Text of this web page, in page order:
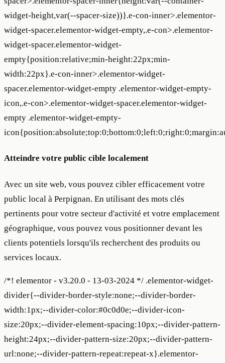
widget-height,var(--spacer-size))}.e-con-inner>.elementor-
widget-spacer.elementor-widget-empty,.e-con>.elementor-
widget-spacer.elementor-widget-
empty{position:relative;min-height:22px;min-
width:22px}.e-con-inner>.elementor-widget-
spacer.elementor-widget-empty .elementor-widget-empty-
icon,.e-con>.elementor-widget-spacer.elementor-widget-
empty .elementor-widget-empty-
Atteindre votre public cible localement
Avec un site web, vous pouvez cibler efficacement votre
public local à Perpignan. En utilisant des mots clés
pertinents pour votre secteur d'activité et votre emplacement
géographique, vous pouvez vous positionner devant les
clients potentiels lorsqu'ils recherchent des produits ou
services locaux.
/*! elementor - v3.20.0 - 13-03-2024 */ .elementor-widget-
divider{--divider-border-style:none;--divider-border-
width:1px;--divider-color:#0c0d0e;--divider-icon-
size:20px;--divider-element-spacing:10px;--divider-pattern-
height:24px;--divider-pattern-size:20px;--divider-pattern-
url:none;--divider-pattern-repeat:repeat-x}.elementor-